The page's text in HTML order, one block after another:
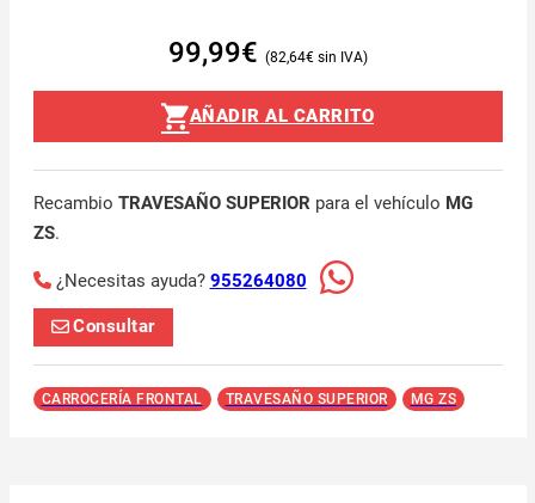
99,99€ 82,64€
AÑADIR AL CARRITO
Recambio TRAVESAÑO SUPERIOR para el vehículo MG
ZS.
¿Necesitas ayuda? 955264080
Consultar
CARROCERÍA FRONTAL TRAVESAÑO SUPERIOR MG ZS